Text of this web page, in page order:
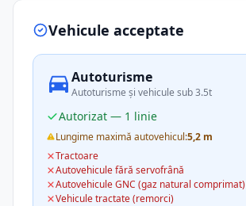
Vehicule acceptate
Autoturisme
Autoturisme și vehicule sub 3.5t
Autorizat — 1 linie
Lungime maximă autovehicul:5,2 m
Tractoare
Autovehicule fără servofrână
Autovehicule GNC (gaz natural comprimat)
Vehicule tractate (remorci)